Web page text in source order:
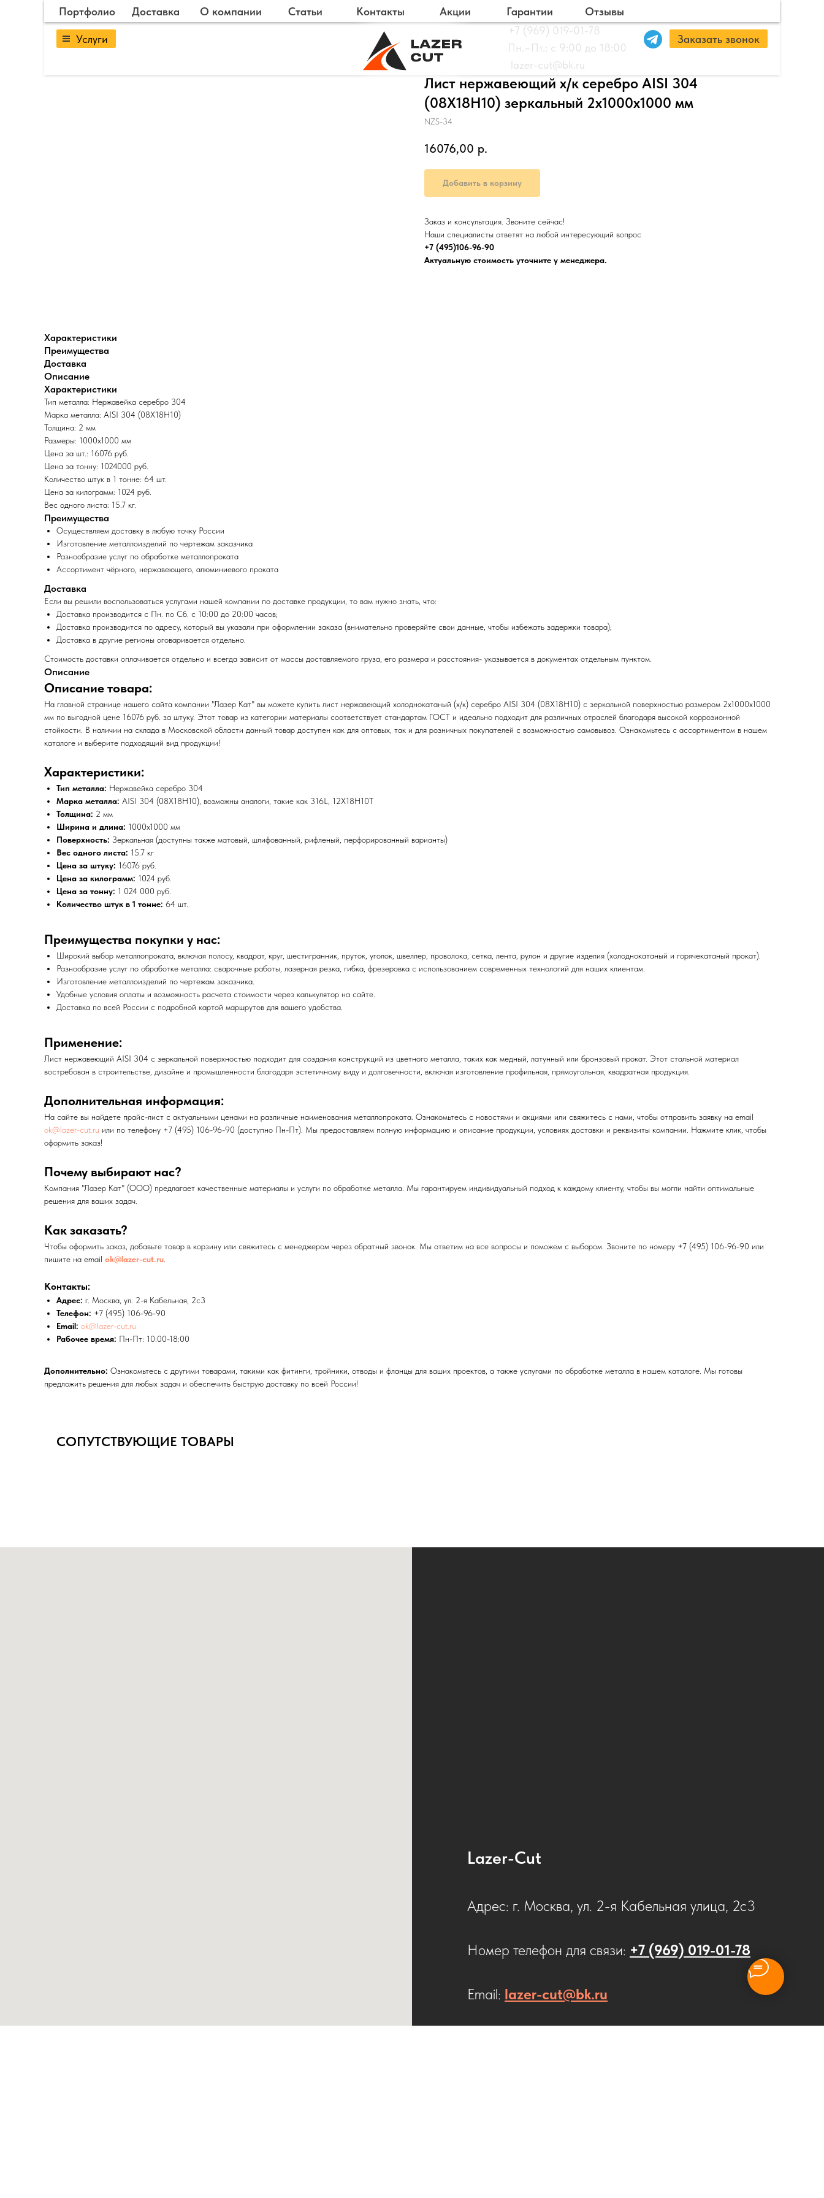
Заказать звонок
Портфолио Доставка О компании Статьи
Контакты
+7 (969) 019-01-78
Пн.–Пт.: с 9:00 до 18:00
Услуги
Акции Гарантии
lazer-cut@bk.ru
Отзывы
Лист нержавеющий х/к серебро AISI 304
(08Х18Н10) зеркальный 2х1000х1000 мм
NZS-34
16076,00 р.
Добавить в корзину
Заказ и консультация. Звоните сейчас!
Наши специалисты ответят на любой интересующий вопрос
+7 (495)106-96-90
Актуальную стоимость уточните у менеджера.
Характеристики
Преимущества
Доставка
Описание
Характеристики
Тип металла: Нержавейка серебро 304
Марка металла: AISI 304 (08Х18Н10)
Толщина: 2 мм
Размеры: 1000х1000 мм
Цена за шт.: 16076 руб.
Цена за тонну: 1024000 руб.
Количество штук в 1 тонне: 64 шт.
Цена за килограмм: 1024 руб.
Вес одного листа: 15.7 кг.
Преимущества
Осуществляем доставку в любую точку России
Изготовление металлоизделий по чертежам заказчика
Разнообразие услуг по обработке металлопроката
Ассортимент чёрного, нержавеющего, алюминиевого проката
Доставка
Если вы решили воспользоваться услугами нашей компании по доставке продукции, то вам нужно знать, что:
Доставка производится с Пн. по Сб. с 10:00 до 20:00 часов;
Доставка производится по адресу, который вы указали при оформлении заказа (внимательно проверяйте свои данные, чтобы избежать задержки товара);
Доставка в другие регионы оговаривается отдельно.
Стоимость доставки оплачивается отдельно и всегда зависит от массы доставляемого груза, его размера и расстояния- указывается в документах отдельным пунктом.
Описание
Описание товара:
На главной странице нашего сайта компании "Лазер Кат" вы можете купить лист нержавеющий холоднокатаный (х/к) серебро AISI 304 (08Х18Н10) с зеркальной поверхностью размером 2х1000х1000
мм по выгодной цене 16076 руб. за штуку. Этот товар из категории материалы соответствует стандартам ГОСТ и идеально подходит для различных отраслей благодаря высокой коррозионной
стойкости. В наличии на склада в Московской области данный товар доступен как для оптовых, так и для розничных покупателей с возможностью самовывоз. Ознакомьтесь с ассортиментом в нашем
каталоге и выберите подходящий вид продукции!
Характеристики:
Тип металла: Нержавейка серебро 304
Марка металла: AISI 304 (08Х18Н10), возможны аналоги, такие как 316L, 12Х18Н10Т
Толщина: 2 мм
Ширина и длина: 1000х1000 мм
Поверхность: Зеркальная (доступны также матовый, шлифованный, рифленый, перфорированный варианты)
Вес одного листа: 15.7 кг
Цена за штуку: 16076 руб.
Цена за килограмм: 1024 руб.
Цена за тонну: 1 024 000 руб.
Количество штук в 1 тонне: 64 шт.
Преимущества покупки у нас:
Широкий выбор металлопроката, включая полосу, квадрат, круг, шестигранник, пруток, уголок, швеллер, проволока, сетка, лента, рулон и другие изделия (холоднокатаный и горячекатаный прокат).
Разнообразие услуг по обработке металла: сварочные работы, лазерная резка, гибка, фрезеровка с использованием современных технологий для наших клиентам.
Изготовление металлоизделий по чертежам заказчика.
Удобные условия оплаты и возможность расчета стоимости через калькулятор на сайте.
Доставка по всей России с подробной картой маршрутов для вашего удобства.
Применение:
Лист нержавеющий AISI 304 с зеркальной поверхностью подходит для создания конструкций из цветного металла, таких как медный, латунный или бронзовый прокат. Этот стальной материал
востребован в строительстве, дизайне и промышленности благодаря эстетичному виду и долговечности, включая изготовление профильная, прямоугольная, квадратная продукция.
Дополнительная информация:
На сайте вы найдете прайс-лист с актуальными ценами на различные наименования металлопроката. Ознакомьтесь с новостями и акциями или свяжитесь с нами, чтобы отправить заявку на email
ok@lazer-cut.ru или по телефону +7 (495) 106-96-90 (доступно Пн-Пт). Мы предоставляем полную информацию и описание продукции, условиях доставки и реквизиты компании. Нажмите клик, чтобы
оформить заказ!
Почему выбирают нас?
Компания "Лазер Кат" (ООО) предлагает качественные материалы и услуги по обработке металла. Мы гарантируем индивидуальный подход к каждому клиенту, чтобы вы могли найти оптимальные
решения для ваших задач.
Как заказать?
Чтобы оформить заказ, добавьте товар в корзину или свяжитесь с менеджером через обратный звонок. Мы ответим на все вопросы и поможем с выбором. Звоните по номеру +7 (495) 106-96-90 или
пишите на email ok@lazer-cut.ru
Контакты:
Адрес: г. Москва, ул. 2-я Кабельная, 2с3
Телефон: +7 (495) 106-96-90
Email: ok@lazer-cut.ru
Рабочее время: Пн-Пт: 10:00-18:00
Дополнительно: Ознакомьтесь с другими товарами, такими как фитинги, тройники, отводы и фланцы для ваших проектов, а также услугами по обработке металла в нашем каталоге. Мы готовы
предложить решения для любых задач и обеспечить быструю доставку по всей России!
СОПУТСТВУЮЩИЕ ТОВАРЫ
Lazer-Cut
Адрес: г. Москва, ул. 2-я Кабельная улица, 2с3
Номер телефон для связи: +7 (969) 019-01-78
Email: lazer-cut@bk.ru